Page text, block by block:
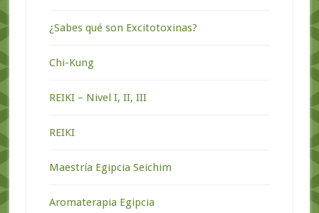
¿Sabes qué son Excitotoxinas?
Chi-Kung
REIKI – Nivel I, II, III
REIKI
Maestría Egipcia Seichim
Aromaterapia Egipcia